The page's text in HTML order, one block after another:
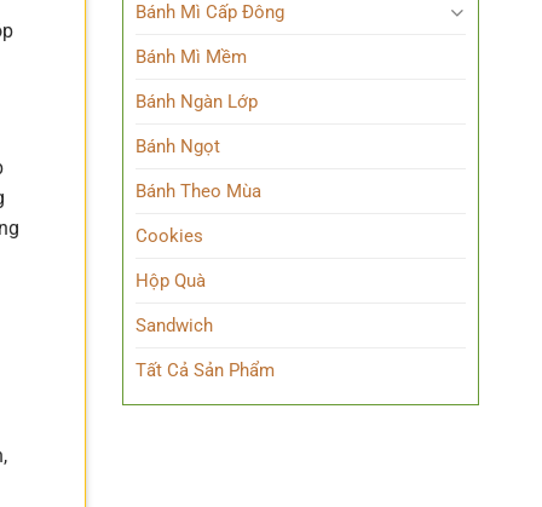
Bánh Mì Cấp Đông
Bánh Mì Mềm
Bánh Ngàn Lớp
Bánh Ngọt
Bánh Theo Mùa
Cookies
Hộp Quà
Sandwich
Tất Cả Sản Phẩm